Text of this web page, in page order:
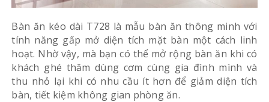
Bàn ăn kéo dài T728 là mẫu bàn ăn thông minh với
tính năng gấp mở diện tích mặt bàn một cách linh
hoạt. Nhờ vậy, mà bạn có thể mở rộng bàn ăn khi có
khách ghé thăm dùng cơm cùng gia đình mình và
thu nhỏ lại khi có nhu cầu ít hơn để giảm diện tích
bàn, tiết kiệm không gian phòng ăn.